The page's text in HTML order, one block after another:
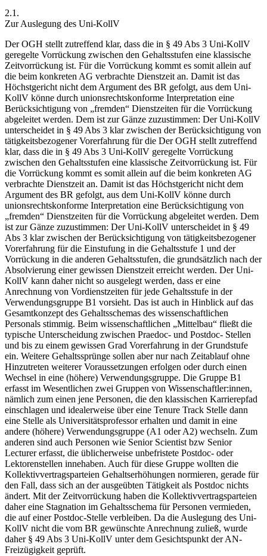
2.1.
Zur Auslegung des Uni-KollV
Der OGH stellt zutreffend klar, dass die in § 49 Abs 3 Uni-KollV
geregelte Vorrückung zwischen den Gehaltsstufen eine klassische
Zeitvorrückung ist. Für die Vorrückung kommt es somit allein auf
die beim konkreten AG verbrachte Dienstzeit an. Damit ist das
Höchstgericht nicht dem Argument des BR gefolgt, aus dem Uni-
KollV könne durch unionsrechtskonforme Interpretation eine
Berücksichtigung von „fremden“ Dienstzeiten für die Vorrückung
abgeleitet werden. Dem ist zur Gänze zuzustimmen: Der Uni-KollV
unterscheidet in § 49 Abs 3 klar zwischen der Berücksichtigung von
tätigkeitsbezogener Vorerfahrung für die Der OGH stellt zutreffend
klar, dass die in § 49 Abs 3 Uni-KollV geregelte Vorrückung
zwischen den Gehaltsstufen eine klassische Zeitvorrückung ist. Für
die Vorrückung kommt es somit allein auf die beim konkreten AG
verbrachte Dienstzeit an. Damit ist das Höchstgericht nicht dem
Argument des BR gefolgt, aus dem Uni-KollV könne durch
unionsrechtskonforme Interpretation eine Berücksichtigung von
„fremden“ Dienstzeiten für die Vorrückung abgeleitet werden. Dem
ist zur Gänze zuzustimmen: Der Uni-KollV unterscheidet in § 49
Abs 3 klar zwischen der Berücksichtigung von tätigkeitsbezogener
Vorerfahrung für die Einstufung in die Gehaltsstufe 1 und der
Vorrückung in die anderen Gehaltsstufen, die grundsätzlich nach der
Absolvierung einer gewissen Dienstzeit erreicht werden. Der Uni-
KollV kann daher nicht so ausgelegt werden, dass er eine
Anrechnung von Vordienstzeiten für jede Gehaltsstufe in der
Verwendungsgruppe B1 vorsieht. Das ist auch in Hinblick auf das
Gesamtkonzept des Gehaltsschemas des wissenschaftlichen
Personals stimmig. Beim wissenschaftlichen „Mittelbau“ fließt die
typische Unterscheidung zwischen Praedoc- und Postdoc- Stellen
und bis zu einem gewissen Grad Vorerfahrung in der Grundstufe
ein. Weitere Gehaltssprünge sollen aber nur nach Zeitablauf ohne
Hinzutreten weiterer Voraussetzungen erfolgen oder durch einen
Wechsel in eine (höhere) Verwendungsgruppe. Die Gruppe B1
erfasst im Wesentlichen zwei Gruppen von Wissenschaftler:innen,
nämlich zum einen jene Personen, die den klassischen Karrierepfad
einschlagen und idealerweise über eine Tenure Track Stelle dann
eine Stelle als Universitätsprofessor erhalten und damit in eine
andere (höhere) Verwendungsgruppe (A1 oder A2) wechseln. Zum
anderen sind auch Personen wie Senior Scientist bzw Senior
Lecturer erfasst, die üblicherweise unbefristete Postdoc- oder
Lektorenstellen innehaben. Auch für diese Gruppe wollten die
Kollektivvertragsparteien Gehaltserhöhungen normieren, gerade für
den Fall, dass sich an der ausgeübten Tätigkeit als Postdoc nichts
ändert. Mit der Zeitvorrückung haben die Kollektivvertragsparteien
daher eine Stagnation im Gehaltsschema für Personen vermieden,
die auf einer Postdoc-Stelle verbleiben. Da die Auslegung des Uni-
KollV nicht die vom BR gewünschte Anrechnung zuließ, wurde
daher § 49 Abs 3 Uni-KollV unter dem Gesichtspunkt der AN-
Freizügigkeit geprüft.